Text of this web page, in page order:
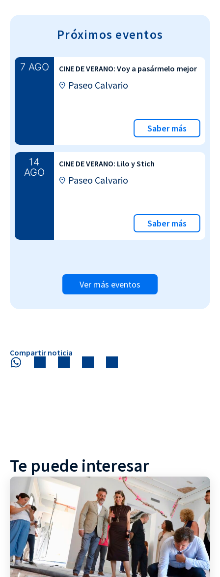
Próximos eventos
7 AGO CINE DE VERANO: Voy a pasármelo mejor
Paseo Calvario
Saber más
14
AGO
CINE DE VERANO: Lilo y Stich
Paseo Calvario
Saber más
Ver más eventos
Compartir noticia
Te puede interesar